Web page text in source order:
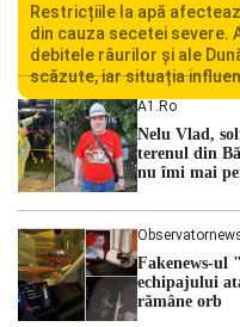
Restricțiile la apă
din cauza secetei
debitele râurilor și ale
scăzute, iar situația
Centralei Nucleare de la
cu una dintre cele mai
hidrologic din ultimii ani.
A1.ro
Nelu Vlad,
terenul din
nu îmi mai
Fakenews-ul
echipajului
rămâne orb